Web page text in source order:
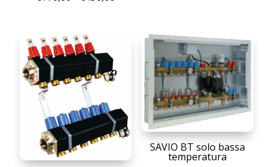
€110,00
a
€100,00
a
€362,00
SAVIO BT solo bassa
temperatura